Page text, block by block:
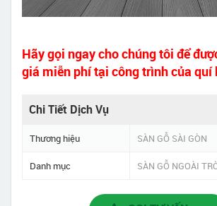
Hãy gọi ngay cho chúng tôi để
giá miễn phí tại công trình của quí
Chi Tiết Dịch Vụ
Thương hiệu SÀN GỖ SÀI GÒN
Danh mục SÀN GỖ NGOÀI